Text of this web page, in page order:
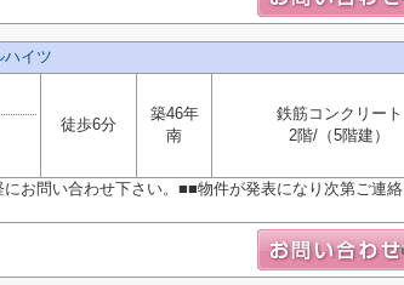
ハイツ
徒歩6分
築46年
南
鉄筋コンクリート
2階/（5階建）
お問い合わせ下さい。■■物件が発表になり次第ご連